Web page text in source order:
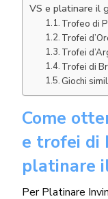
VS e platinare il
Trofeo di
Trofei
Trofei
Trofei di
Giochi
Come
e trofei di
platinare
Per Platinare